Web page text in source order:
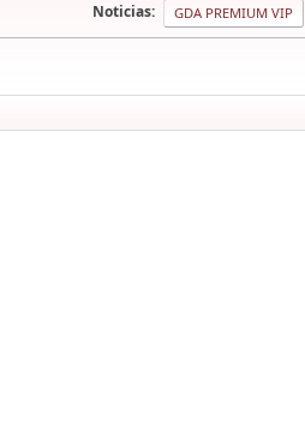
Noticias: GDA PREMIUM VIP